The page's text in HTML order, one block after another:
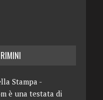
Stampa -
è una testata di